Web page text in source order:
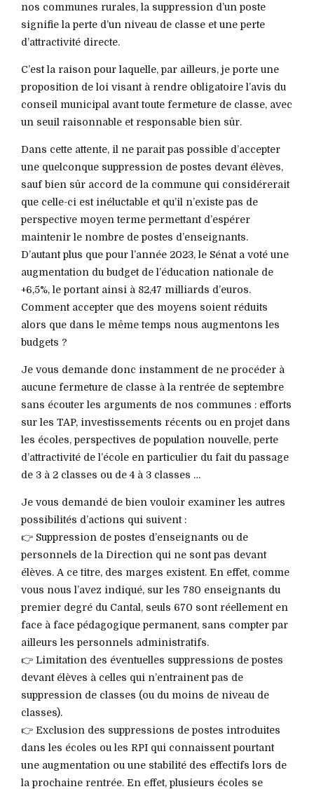
nos communes rurales, la suppression d’un poste
signifie la perte d’un niveau de classe et une perte
d’attractivité directe.
C’est la raison pour laquelle, par ailleurs, je porte une
proposition de loi visant à rendre obligatoire l’avis du
conseil municipal avant toute fermeture de classe, avec
un seuil raisonnable et responsable bien sûr.
Dans cette attente, il ne parait pas possible d’accepter
une quelconque suppression de postes devant élèves,
sauf bien sûr accord de la commune qui considérerait
que celle-ci est inéluctable et qu’il n’existe pas de
perspective moyen terme permettant d’espérer
maintenir le nombre de postes d’enseignants.
D’autant plus que pour l’année 2023, le Sénat a voté une
augmentation du budget de l’éducation nationale de
+6,5%, le portant ainsi à 82,47 milliards d’euros.
Comment accepter que des moyens soient réduits
alors que dans le même temps nous augmentons les
budgets ?
Je vous demande donc instamment de ne procéder à
aucune fermeture de classe à la rentrée de septembre
sans écouter les arguments de nos communes : efforts
sur les TAP, investissements récents ou en projet dans
les écoles, perspectives de population nouvelle, perte
d’attractivité de l’école en particulier du fait du passage
de 3 à 2 classes ou de 4 à 3 classes …
Je vous demandé de bien vouloir examiner les autres
possibilités d’actions qui suivent :
👉 Suppression de postes d’enseignants ou de
personnels de la Direction qui ne sont pas devant
élèves. A ce titre, des marges existent. En effet, comme
vous nous l’avez indiqué, sur les 780 enseignants du
premier degré du Cantal, seuls 670 sont réellement en
face à face pédagogique permanent, sans compter par
ailleurs les personnels administratifs.
👉 Limitation des éventuelles suppressions de postes
devant élèves à celles qui n’entrainent pas de
suppression de classes (ou du moins de niveau de
classes).
👉 Exclusion des suppressions de postes introduites
dans les écoles ou les RPI qui connaissent pourtant
une augmentation ou une stabilité des effectifs lors de
la prochaine rentrée. En effet, plusieurs écoles se